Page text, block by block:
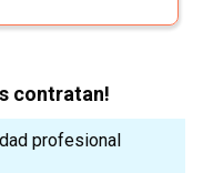
contratan!
profesional